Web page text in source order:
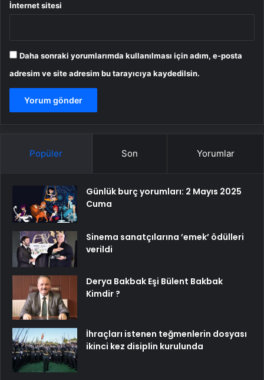
İnternet sitesi
Daha sonraki yorumlarımda kullanılması için adım, e-posta
adresim ve site adresim bu tarayıcıya kaydedilsin.
Popüler Son Yorumlar
Günlük burç yorumları: 2 Mayıs 2025
Cuma
Sinema sanatçılarına ’emek’ ödülleri
verildi
Derya Bakbak Eşi Bülent Bakbak
Kimdir ?
İhraçları istenen teğmenlerin dosyası
ikinci kez disiplin kurulunda